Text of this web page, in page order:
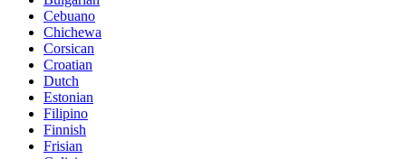
Cebuano
Chichewa
Corsican
Croatian
Dutch
Estonian
Filipino
Finnish
Frisian